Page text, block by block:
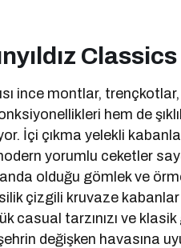
Classics
ince montlar,
hem de
İçi çıkma yelekli
yorumlu ceketler
olduğu gömlek ve
çizgili kruvaze
casual tarzınızı ve
değişken havasına